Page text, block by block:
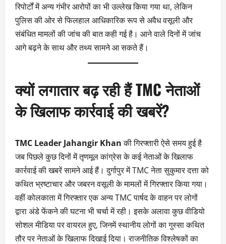
रिपोर्टों में अन्य गंभीर आरोपों का भी उल्लेख किया गया था, लेकिन
पुलिस की ओर से फिलहाल आधिकारिक रूप से अवैध वसूली और
संबंधित मामलों की जांच की बात कही गई है। आने वाले दिनों में जांच
आगे बढ़ने के साथ और तथ्य सामने आ सकते हैं।
क्यों लगातार बढ़ रही हैं TMC नेताओं
के खिलाफ कार्रवाई की खबरें?
TMC Leader Jahangir Khanकी गिरफ्तारी ऐसे समय हुई है
जब पिछले कुछ दिनों में तृणमूल कांग्रेस के कई नेताओं के खिलाफ
कार्रवाई की खबरें सामने आई हैं। दुर्गापुर में TMC नेता सुकुमार दत्ता को
कथित भ्रष्टाचार और जबरन वसूली के मामलों में गिरफ्तार किया गया।
वहीं कोलकाता में गिरफ्तार एक अन्य TMC पार्षद के वाहन पर लोगों
द्वारा अंडे फेंकने की घटना भी चर्चा में रही। इसके अलावा कुछ वीडियो
सोशल मीडिया पर वायरल हुए, जिनमें स्थानीय लोगों का गुस्सा कथित
तौर पर नेताओं के खिलाफ दिखाई दिया। राजनीतिक विश्लेषकों का